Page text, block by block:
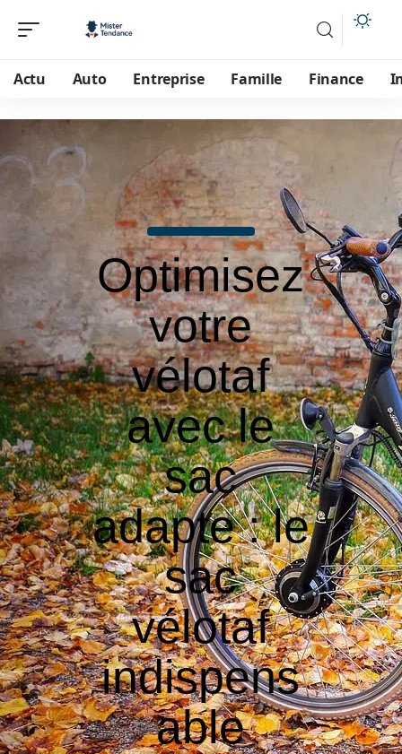
Actu Auto Entreprise Famille Finance
Optimisez
votre
vélotaf
avec le
sac
adapte : le
sac
vélotaf
indispens
able